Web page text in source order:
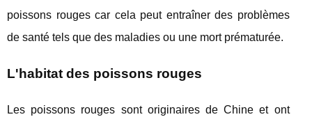
poissons rouges car cela peut entraîner des problèmes
de santé tels que des maladies ou une mort prématurée.
L'habitat des poissons rouges
Les poissons rouges sont originaires de Chine et ont